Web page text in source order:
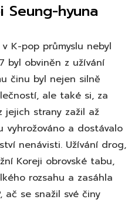
Seung-hyuna
K-pop průmyslu nebyl
byl obviněn z užívání
činu byl nejen silně
ale také si, za
strany zažil až
vyhrožováno a dostávalo
nenávisti. Užívání drog,
Koreji obrovské tabu,
rozsahu a zasáhla
ač se snažil své činy